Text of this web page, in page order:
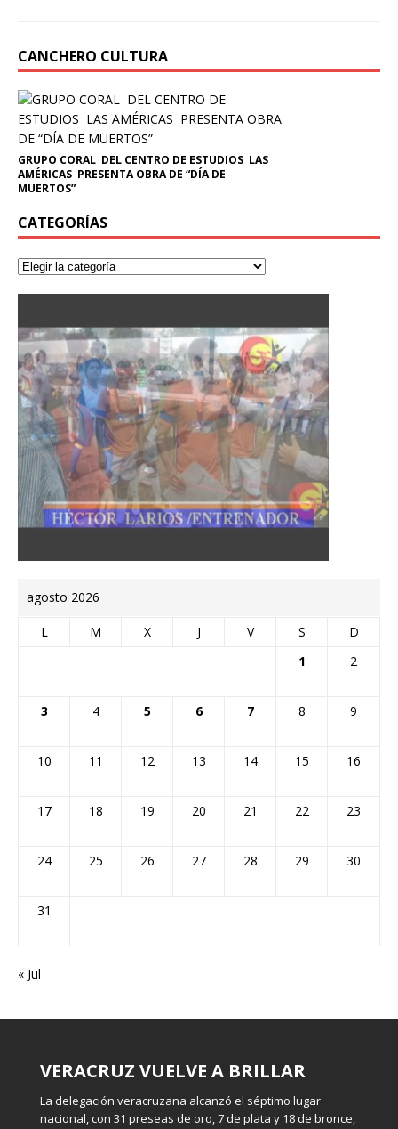
CANCHERO CULTURA
GRUPO CORAL DEL CENTRO DE ESTUDIOS LAS
AMÉRICAS PRESENTA OBRA DE “DÍA DE
MUERTOS”
CATEGORÍAS
agosto 2026
L M X J V S
D
1
2
3 4 5 6 7 8 9
10 11 12 13 14 15 16
17 18 19 20 21 22 23
24 25 26 27 28 29 30
31
« Jul
VERACRUZ VUELVE A BRILLAR
La delegación veracruzana alcanzó el séptimo lugar
nacional, con 31 preseas de oro, 7 de plata y 18 de bronce,
¡MÉXICO, AL MUNDIAL SUB-20!
La Selección Mexicana Sub-20 confirmó que atraviesa un
gran momento al golear 4-0 a Panamá en los cuartos de
¡VERACRUZ NO COMPITIÓ…
DOMINÓ!
La disciplina, compromiso y trabajo constante volvieron a
CASTILLO: «TENGO MÁS
EXPERIENCIA»
Luis Antonio Castillo Atla prefiere reservar las palabras
CHUCHO: 62 AÑOS Y TRES GOLES
MÁS
La mayoría de los cumpleaños se celebran con pastel.